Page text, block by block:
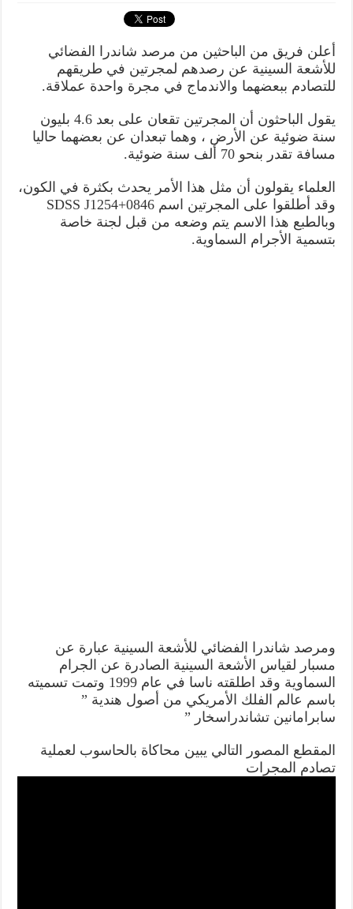
أعلن فريق من الباحثين من مرصد شاندرا الفضائي
للأشعة السينية عن رصدهم لمجرتين في طريقهم
للتصادم ببعضهما والاندماج في مجرة واحدة عملاقة.
يقول الباحثون أن المجرتين تقعان على بعد 4.6 بليون
سنة ضوئية عن الأرض ، وهما تبعدان عن بعضهما حاليا
مسافة تقدر بنحو 70 ألف سنة ضوئية.
العلماء يقولون أن مثل هذا الأمر يحدث بكثرة في الكون،
وقد أطلقوا على المجرتين اسم SDSS J1254+0846
وبالطبع هذا الاسم يتم وضعه من قبل لجنة خاصة
بتسمية الأجرام السماوية.
ومرصد شاندرا الفضائي للأشعة السينية عبارة عن
مسبار لقياس الأشعة السينية الصادرة عن الجرام
السماوية وقد اطلقته ناسا في عام 1999 وتمت تسميته
باسم عالم الفلك الأمريكي من أصول هندية ”
سابرامانين تشاندراسخار ”
المقطع المصور التالي يبين محاكاة بالحاسوب لعملية
تصادم المجرات